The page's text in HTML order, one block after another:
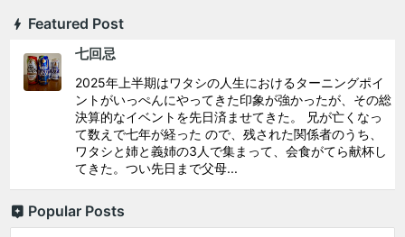
Featured Post
七回忌
2025年上半期はワタシの人生におけるターニングポイ
ントがいっぺんにやってきた印象が強かったが、その総
決算的なイベントを先日済ませてきた。 兄が亡くなっ
て数えで七年が経った ので、残された関係者のうち、
ワタシと姉と義姉の3人で集まって、会食がてら献杯し
てきた。つい先日まで父母...
Popular Posts